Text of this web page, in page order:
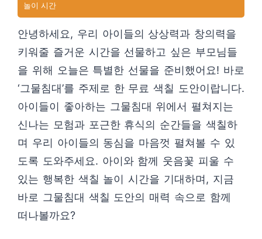
놀이 시간
안녕하세요, 우리 아이들의 상상력과 창의력을
키워줄 즐거운 시간을 선물하고 싶은 부모님들
을 위해 오늘은 특별한 선물을 준비했어요! 바로
‘그물침대’를 주제로 한 무료 색칠 도안이랍니다.
아이들이 좋아하는 그물침대 위에서 펼쳐지는
신나는 모험과 포근한 휴식의 순간들을 색칠하
며 우리 아이들의 동심을 마음껏 펼쳐볼 수 있
도록 도와주세요. 아이와 함께 웃음꽃 피울 수
있는 행복한 색칠 놀이 시간을 기대하며, 지금
바로 그물침대 색칠 도안의 매력 속으로 함께
떠나볼까요?